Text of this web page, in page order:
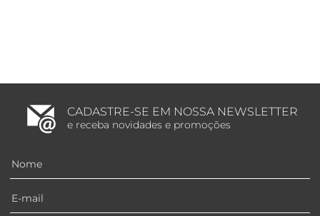
CADASTRE-SE EM NOSSA NEWSLETTER
e receba novidades e promoções